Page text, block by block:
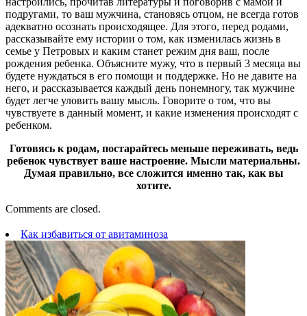
подругами, то ваш мужчина, становясь отцом, не всегда готов
адекватно осознать происходящее. Для этого, перед родами,
рассказывайте ему истории о том, как изменилась жизнь в
семье у Петровых и каким станет режим дня ваш, после
рождения ребенка. Объясните мужу, что в первый 3 месяца вы
будете нуждаться в его помощи и поддержке. Но не давите на
него, и рассказывается каждый день понемногу, так мужчине
будет легче уловить вашу мысль. Говорите о том, что вы
чувствуете в данный момент, и какие изменения происходят с
ребенком.
Готовясь к родам, постарайтесь меньше переживать, ведь
ребенок чувствует ваше настроение. Мысли материальны.
Думая правильно, все сложится именно так, как вы
хотите.
Comments are closed.
Как избавиться от авитаминоза